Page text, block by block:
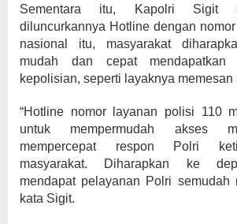
Sementara itu, Kapolri Sigit
diluncurkannya Hotline dengan
nasional itu, masyarakat
mudah dan cepat mendapatkan
kepolisian, seperti layaknya memesan
“Hotline nomor layanan polisi 110
untuk mempermudah akses
mempercepat respon Polri
masyarakat. Diharapkan ke
mendapat pelayanan Polri semudah
kata Sigit.